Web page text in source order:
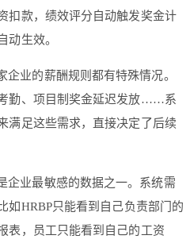
款，绩效评分自动触发奖金计
动生效。
企业的薪酬规则都有特殊情况。
勤、项目制奖金延迟发放……系
满足这些需求，直接决定了后续
企业最敏感的数据之一。系统需
HRBP只能看到自己负责部门的
表，员工只能看到自己的工资